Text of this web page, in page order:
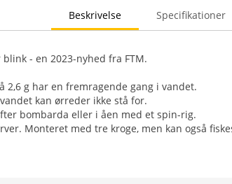
Beskrivelse Specifikationer
- en 2023-nyhed fra FTM.
2,6 g har en fremragende gang i vandet.
kan ørreder ikke stå for.
bombarda eller i åen med et spin-rig.
Monteret med tre kroge, men kan også